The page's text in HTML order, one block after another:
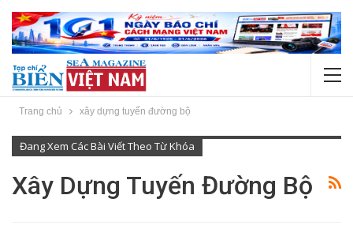
Trang chủ xây dựng tuyến đường bộ
Đang Xem Các Bài Viết Theo Từ Khóa
Xây Dựng Tuyến Đường Bộ